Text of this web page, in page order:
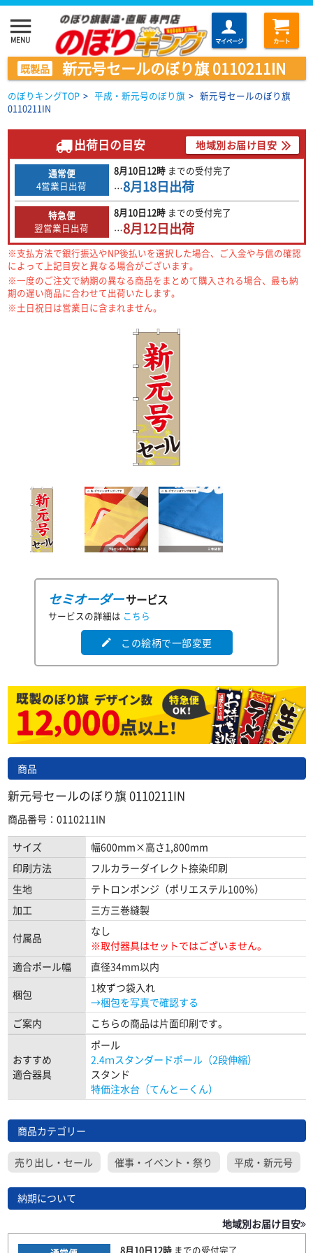
menu
MENU マイページ カート
既製品 新元号セールのぼり旗 0110211IN
のぼりキングTOP > 平成・新元号のぼり旗 > 新元号セールのぼり旗
0110211IN
出荷日の目安 地域別お届け目安
通常便
4営業日出荷
8月10日12時 までの受付完了
…8月18日出荷
特急便
翌営業日出荷
8月10日12時 までの受付完了
…8月12日出荷
※支払方法で銀行振込やNP後払いを選択した場合、ご入金や与信の確認
によって上記目安と異なる場合がございます。
※一度のご注文で納期の異なる商品をまとめて購入される場合、最も納
期の遅い商品に合わせて出荷いたします。
※土日祝日は営業日に含まれません。
セミオーダーサービス
サービスの詳細は こちら
edit この絵柄で一部変更
商品
新元号セールのぼり旗 0110211IN
商品番号：0110211IN
サイズ
幅600mm×高さ1,800mm
印刷方法
フルカラーダイレクト捺染印刷
生地
テトロンポンジ（ポリエステル100％）
加工
三方三巻縫製
付属品
なし
※取付器具はセットではございません。
適合ポール幅
直径34mm以内
梱包
1枚ずつ袋入れ
→梱包を写真で確認する
ご案内
こちらの商品は片面印刷です。
おすすめ
適合器具
ポール
2.4ｍスタンダードポール（2段伸縮）
スタンド
特価注水台（てんとーくん）
商品カテゴリー
売り出し・セール 催事・イベント・祭り 平成・新元号
納期について
地域別お届け目安
8月10日12時までの受付完了